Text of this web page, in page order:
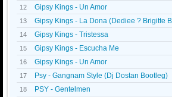
12 Gipsy Kings - Un Amor
13 Gipsy Kings - La Dona (Dediee ? Brigitte
14 Gipsy Kings - Tristessa
15 Gipsy Kings - Escucha Me
16 Gipsy Kings - Un Amor
17 Psy - Gangnam Style (Dj Dostan Bootleg)
18 PSY - Gentelmen